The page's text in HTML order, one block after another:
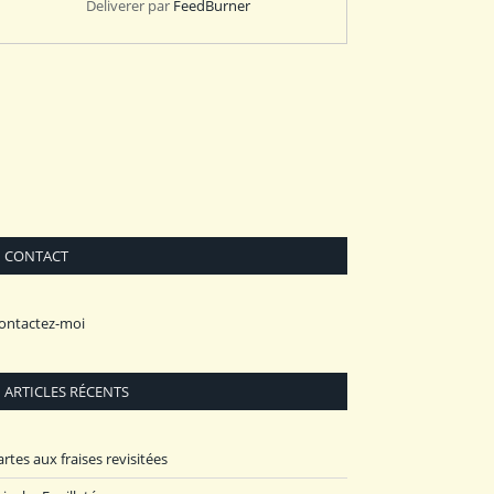
Deliverer par FeedBurner
CONTACT
moi
ARTICLES RÉCENTS
aux fraises revisitées